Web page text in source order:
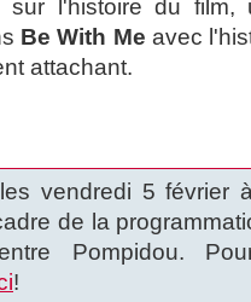
sur l'histoire du film,
Be With Me avec
attachant.
vendredi 5 février
de la
Pompidou.
!